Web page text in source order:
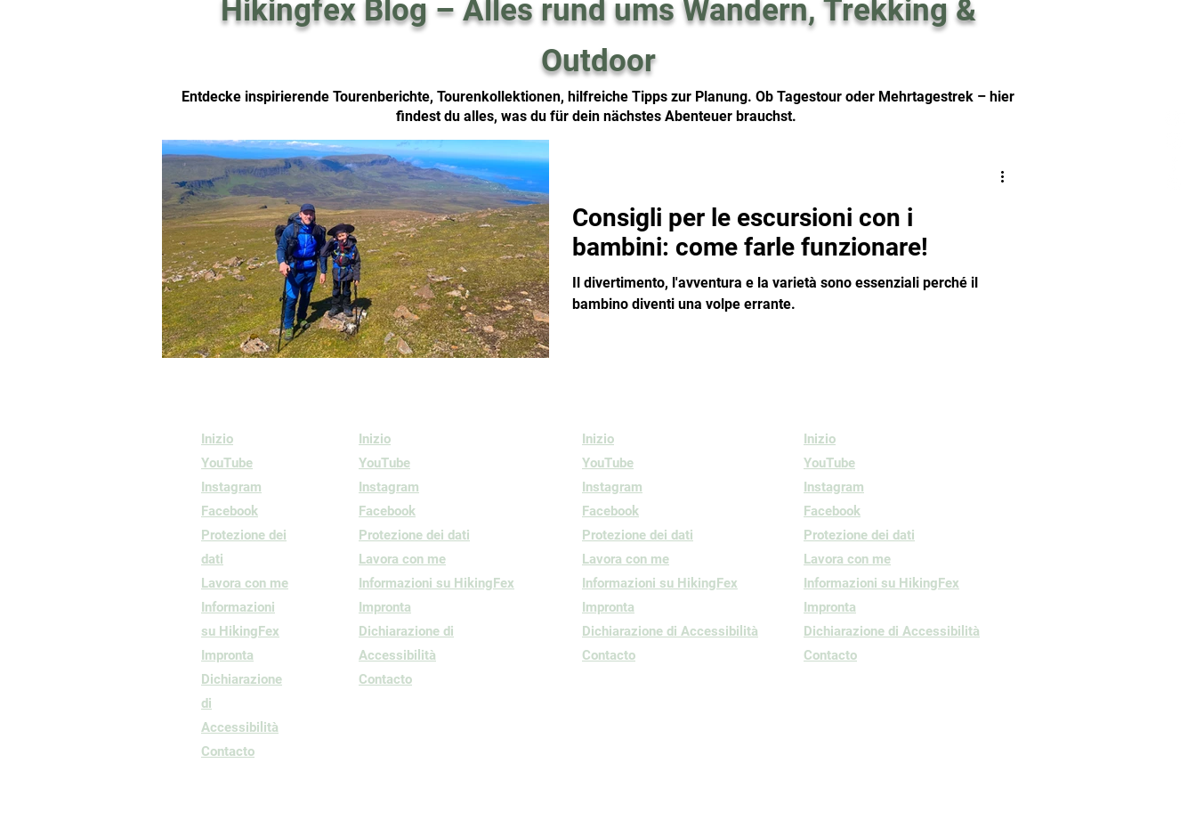
Hikingfex Blog – Alles rund ums Wandern, Trekking &
Outdoor
Entdecke inspirierende Tourenberichte, Tourenkollektionen, hilfreiche Tipps zur Planung. Ob Tagestour oder Mehrtagestrek – hier
findest du alles, was du für dein nächstes Abenteuer brauchst.
Consigli per le escursioni con i
bambini: come farle funzionare!
Il divertimento, l'avventura e la varietà sono essenziali perché il
bambino diventi una volpe errante.
Inizio
YouTube
Instagram
Facebook
Protezione dei
dati
Lavora con me
Informazioni
su HikingFex
Impronta
Dichiarazione
di
Accessibilità
Contacto
Inizio
YouTube
Instagram
Facebook
Protezione dei dati
Lavora con me
Informazioni su HikingFex
Impronta
Dichiarazione di
Accessibilità
Contacto
Inizio
YouTube
Instagram
Facebook
Protezione dei dati
Lavora con me
Informazioni su HikingFex
Impronta
Dichiarazione di Accessibilità
Contacto
Inizio
YouTube
Instagram
Facebook
Protezione dei dati
Lavora con me
Informazioni su HikingFex
Impronta
Dichiarazione di Accessibilità
Contacto